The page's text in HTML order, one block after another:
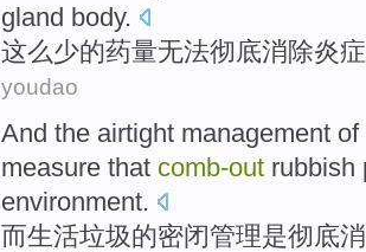
gland body.
这么少的药量无法彻底消除炎症
youdao
And the airtight management of
measure that comb-out rubbish
environment.
而生活垃圾的密闭管理是彻底